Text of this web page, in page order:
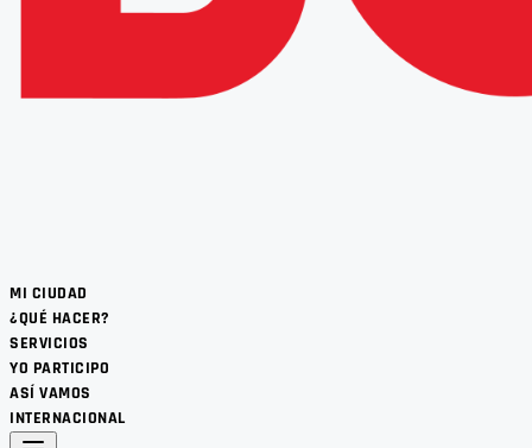
MI CIUDAD
¿QUÉ HACER?
SERVICIOS
YO PARTICIPO
ASÍ VAMOS
INTERNACIONAL